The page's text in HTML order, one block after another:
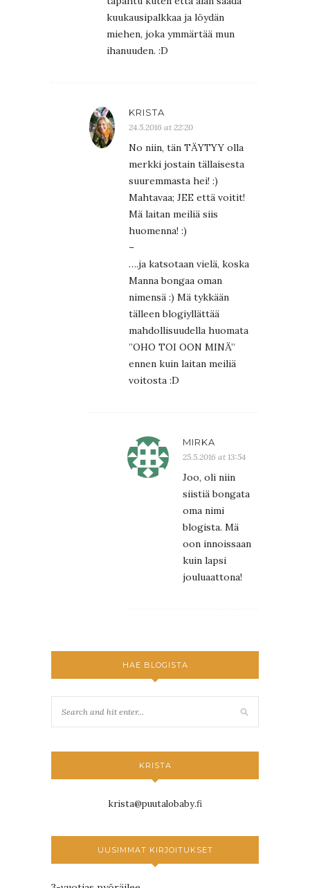
kuukausipalkkaa ja löydän
miehen, joka ymmärtää mun
ihanuuden. :D
KRISTA
24.5.2016 at 22:20
No niin, tän TÄYTYY olla
merkki jostain tällaisesta
suuremmasta hei! :)
Mahtavaa; JEE että voitit!
Mä laitan meiliä siis
huomenna! :)
–
….ja katsotaan vielä, koska
Manna bongaa oman
nimensä :) Mä tykkään
tälleen blogiyllättää
mahdollisuudella huomata
”OHO TOI OON MINÄ”
ennen kuin laitan meiliä
voitosta :D
MIRKA
25.5.2016 at 13:54
Joo, oli niin
siistiä bongata
oma nimi
blogista. Mä
oon innoissaan
kuin lapsi
jouluaattona!
HAE BLOGISTA
KRISTA
krista@puutalobaby.fi
UUSIMMAT KIRJOITUKSET